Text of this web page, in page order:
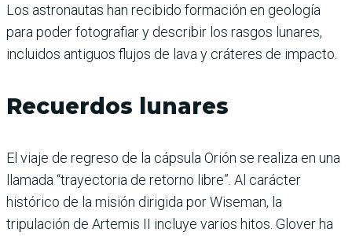
Los astronautas han recibido formación en geología
para poder fotografiar y describir los rasgos lunares,
incluidos antiguos flujos de lava y cráteres de impacto.
Recuerdos lunares
El viaje de regreso de la cápsula Orión se realiza en una
llamada “trayectoria de retorno libre”. Al carácter
histórico de la misión dirigida por Wiseman, la
tripulación de Artemis II incluye varios hitos. Glover ha